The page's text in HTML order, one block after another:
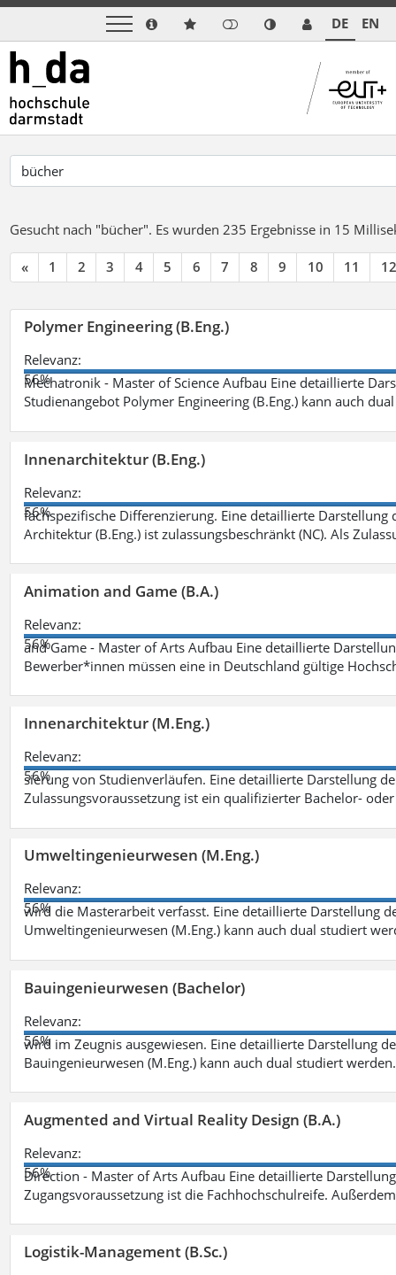
DE EN
Gesucht nach "bücher". Es wurden 235 Ergebnisse in 15
« 1 2 3 4 5 6 7 8 9 10 11 12
Polymer Engineering (B.Eng.)
Relevanz:
56%
Mechatronik - Master of Science Aufbau Eine detaillierte
Studienangebot Polymer Engineering (B.Eng.) kann auch
Innenarchitektur (B.Eng.)
Relevanz:
56%
fachspezifische Differenzierung. Eine detaillierte
Architektur (B.Eng.) ist zulassungsbeschränkt (NC). Als
Animation and Game (B.A.)
Relevanz:
56%
and Game - Master of Arts Aufbau Eine detaillierte
Bewerber*innen müssen eine in Deutschland gültige
Innenarchitektur (M.Eng.)
Relevanz:
56%
sierung von Studienverläufen. Eine detaillierte Darstellung
Zulassungsvoraussetzung ist ein qualifizierter Bachelor-
Umweltingenieurwesen (M.Eng.)
Relevanz:
56%
wird die Masterarbeit verfasst. Eine detaillierte Darstellung
Umweltingenieurwesen (M.Eng.) kann auch dual studiert
Bauingenieurwesen (Bachelor)
Relevanz:
56%
wird im Zeugnis ausgewiesen. Eine detaillierte Darstellung
Bauingenieurwesen (M.Eng.) kann auch dual studiert
Augmented and Virtual Reality Design (B.A.)
Relevanz:
56%
Direction - Master of Arts Aufbau Eine detaillierte
Zugangsvoraussetzung ist die Fachhochschulreife.
Logistik-Management (B.Sc.)